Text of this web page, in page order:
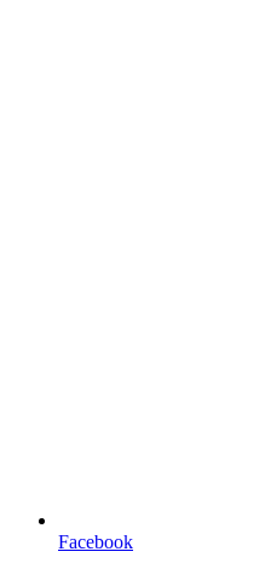
Facebook